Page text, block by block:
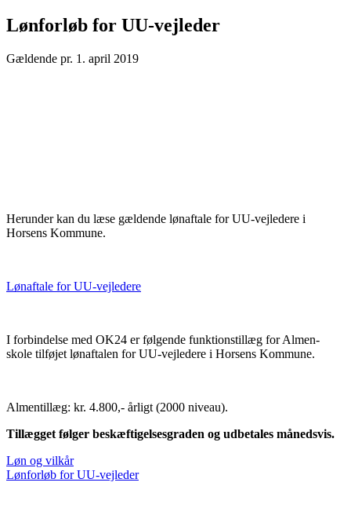
Lønforløb for UU-vejleder
Gældende pr. 1. april 2019
Herunder kan du læse gældende lønaftale for UU-vejledere i
Horsens Kommune.
Lønaftale for UU-vejledere
I forbindelse med OK24 er følgende funktionstillæg for Almen-
skole tilføjet lønaftalen for UU-vejledere i Horsens Kommune.
Almentillæg: kr. 4.800,- årligt (2000 niveau).
Tillægget følger beskæftigelsesgraden og udbetales månedsvis.
Løn og vilkår
Lønforløb for UU-vejleder